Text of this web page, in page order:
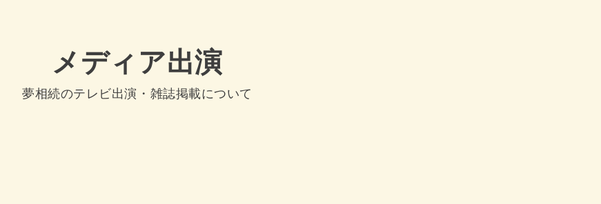
メディア出演
夢相続のテレビ出演・雑誌掲載について